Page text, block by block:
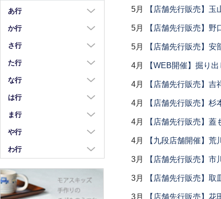
5月 【店舗先行販売】
5月 【店舗先行販売】野
5月 【店舗先行販売】
4月 【WEB開催】掘り
4月 【店舗先行販売】吉
4月 【店舗先行販売】
4月 【店舗先行販売】蓋
4月 【九段店舗開催】荒
3月 【店舗先行販売】
3月 【店舗先行販売】取
3月 【店舗先行販売】
汁椀・土鍋・折敷
小物・カトラリー
あ行
浅野奈生
苧野直樹
安達和治
荒川真吾
荒賀文成
有馬和博
iiDA Woodturning
伊賀焼土楽
か行
蠣崎マコト
葛西国太郎
葛西義信
河上智美
川合孝知
川辺忠
川村宏樹
さ行
坂本達哉
佐川岳彦
佐々木暢子
重田良古
島田まるみ
志村睦彦
た行
高島慎一
高木剛
瀧田操
田中あい
田中佐和子
な行
中荒江道子
中尾万作
中川紀夫
中町いずみ
中村一也
中村幸一郎
は行
橋村大作
長谷川由香
畑中篤
花岡隆
花田オリジナル
羽生直記
ま行
前田麻美
正木春蔵
松浦コータロー
松浦ナオコ
や行
八木橋昇
山口硝子
山口利枝
わ行
ワダコーヘー
渡辺信史